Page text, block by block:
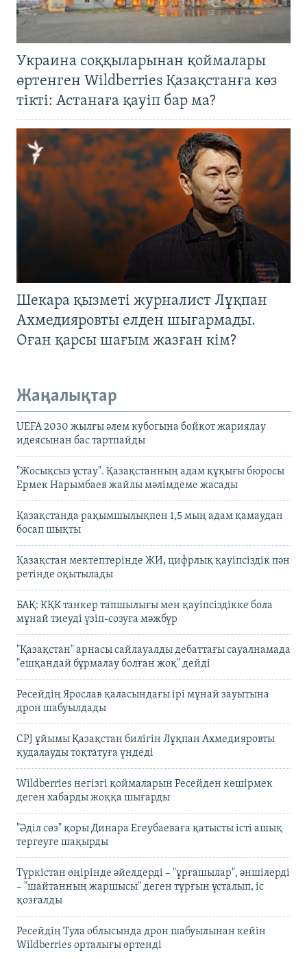
Украина соққыларынан қоймалары
өртенген Wildberries Қазақстанға көз
тікті: Астанаға қауіп бар ма?
Шекара қызметі журналист Лұқпан
Ахмедияровты елден шығармады.
Оған қарсы шағым жазған кім?
Жаңалықтар
UEFA 2030 жылғы әлем кубогына бойкот жариялау
идеясынан бас тартпайды
"Жосықсыз ұстау". Қазақстанның адам құқығы бюросы
Ермек Нарымбаев жайлы мәлімдеме жасады
Қазақстанда рақымшылықпен 1,5 мың адам қамаудан
босап шықты
Қазақстан мектептерінде ЖИ, цифрлық қауіпсіздік пән
ретінде оқытылады
БАҚ: КҚК танкер тапшылығы мен қауіпсіздікке бола
мұнай тиеуді үзіп-созуға мәжбүр
"Қазақстан" арнасы сайлауалды дебаттағы сауалнамада
"ешқандай бұрмалау болған жоқ" дейді
Ресейдің Ярослав қаласындағы ірі мұнай зауытына
дрон шабуылдады
CPJ ұйымы Қазақстан билігін Лұқпан Ахмедияровты
қудалауды тоқтатуға үндеді
Wildberries негізгі қоймаларын Ресейден көшірмек
деген хабарды жоққа шығарды
"Әділ сөз" қоры Динара Егеубаеваға қатысты істі ашық
тергеуге шақырды
Түркістан өңірінде әйелдерді – "ұрғашылар", әншілерді
– "шайтанның жаршысы" деген тұрғын ұсталып, іс
қозғалды
Ресейдің Тула облысында дрон шабуылынан кейін
Wildberries орталығы өртенді